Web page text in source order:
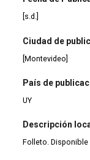
[s.d.]
Ciudad de
[Montevideo]
País de
UY
Descripción
Folleto.